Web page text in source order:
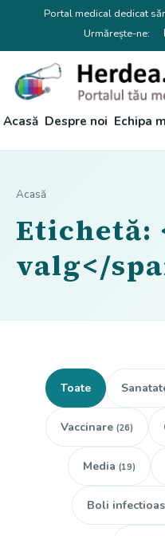
Portal medical dedicat
Urmărește-ne:
Acasă Despre noi Echipa
Acasă
Etichetă:
valg</
Toate
Vaccinare (26)
Media (19)
Boli